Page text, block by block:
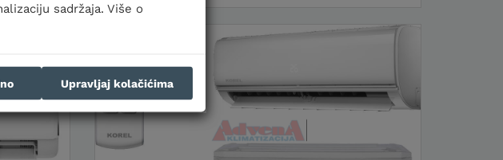
sadržaja. Više o
Upravljaj kolačićima